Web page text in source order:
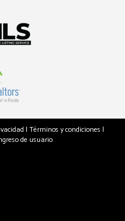
| Términos y condiciones |
de usuario